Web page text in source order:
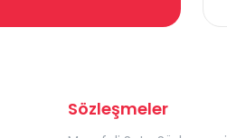
Sözleşmeler